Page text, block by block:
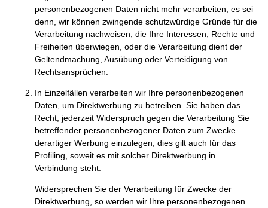
personenbezogenen Daten nicht mehr verarbeiten, es sei
denn, wir können zwingende schutzwürdige Gründe für die
Verarbeitung nachweisen, die Ihre Interessen, Rechte und
Freiheiten überwiegen, oder die Verarbeitung dient der
Geltendmachung, Ausübung oder Verteidigung von
Rechtsansprüchen.
In Einzelfällen verarbeiten wir Ihre personenbezogenen
Daten, um Direktwerbung zu betreiben. Sie haben das
Recht, jederzeit Widerspruch gegen die Verarbeitung Sie
betreffender personenbezogener Daten zum Zwecke
derartiger Werbung einzulegen; dies gilt auch für das
Profiling, soweit es mit solcher Direktwerbung in
Verbindung steht.
Widersprechen Sie der Verarbeitung für Zwecke der
Direktwerbung, so werden wir Ihre personenbezogenen